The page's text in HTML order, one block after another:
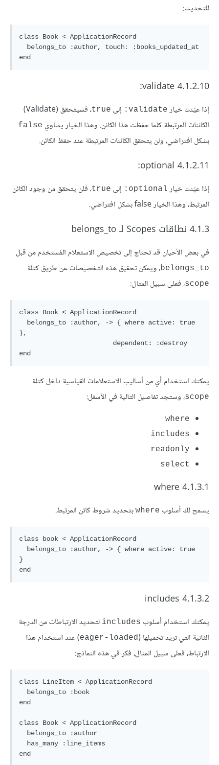
للتحديث:
class Book < ApplicationRecord
4.1.2.10 validate:
إذا عيّنت خيار validate: إلى true
، فسيتحقق (Validate)
الكائنات المرتبطة كلما حفظت هذا الكائن. وهذا الخيار يساوي false
بشكل افتراضي، ولن يتحقق الكائنات المرتبطة عند حفظ الكائن.
4.1.2.11 optional:
إذا عيّنت خيار optional: إلى true، فلن يتحقق من وجود الكائن
المرتبط، وهذا الخيار false بشكل افتراضي.
4.1.3 نطاقات Scopes لـ belongs_to
في بعض الأحيان قد تحتاج إلى تخصيص الاستعلام المُستخدم من قبل
belongs_to، ويمكن تحقيق هذه التخصيصات عن طريق كتلة
scope، فعلى سبيل المثال:
class Book < ApplicationRecord
},
يمكنك استخدام أي من أساليب الاستعلامات القياسية داخل كتلة
scope، وستجد تفاصيل التالية في الأسفل:
where
includes
readonly
select
4.1.3.1 where
يسمح لك أسلوب where بتحديد شروط كائن المرتبط.
class book < ApplicationRecord
}
4.1.3.2 includes
يمكنك استخدام أسلوب includes لتحديد الارتباطات من الدرجة
الثانية التي تريد تحميلها (eager-loaded) عند استخدام هذا
الارتباط، فعلى سبيل المثال، فكر في هذه النماذج:
class LineItem < ApplicationRecord
end
class Book < ApplicationRecord
end